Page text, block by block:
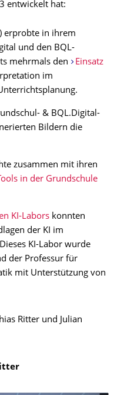
entwickelt hat:
erprobte in ihrem
und den BQL-
mehrmals den
Einsatz
im
& BQL.Digital-
Bildern die
zusammen mit ihren
in der Grundschule
KI-Laborskonnten
der KI im
KI-Labor wurde
der Professur für
mit Unterstützung von
Ritter und Julian